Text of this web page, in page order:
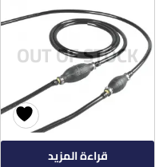
OUT OF STOCK
قراءة المزيد